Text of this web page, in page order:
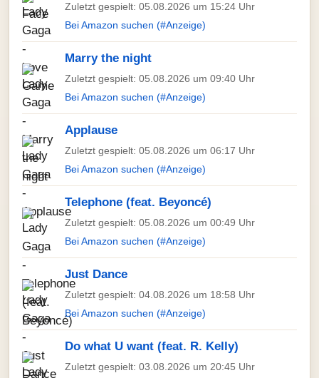
Zuletzt gespielt: 05.08.2026 um 15:24 Uhr
Bei Amazon suchen (#Anzeige)
Marry the night
Zuletzt gespielt: 05.08.2026 um 09:40 Uhr
Bei Amazon suchen (#Anzeige)
Applause
Zuletzt gespielt: 05.08.2026 um 06:17 Uhr
Bei Amazon suchen (#Anzeige)
Telephone (feat. Beyoncé)
Zuletzt gespielt: 05.08.2026 um 00:49 Uhr
Bei Amazon suchen (#Anzeige)
Just Dance
Zuletzt gespielt: 04.08.2026 um 18:58 Uhr
Bei Amazon suchen (#Anzeige)
Do what U want (feat. R. Kelly)
Zuletzt gespielt: 03.08.2026 um 20:45 Uhr